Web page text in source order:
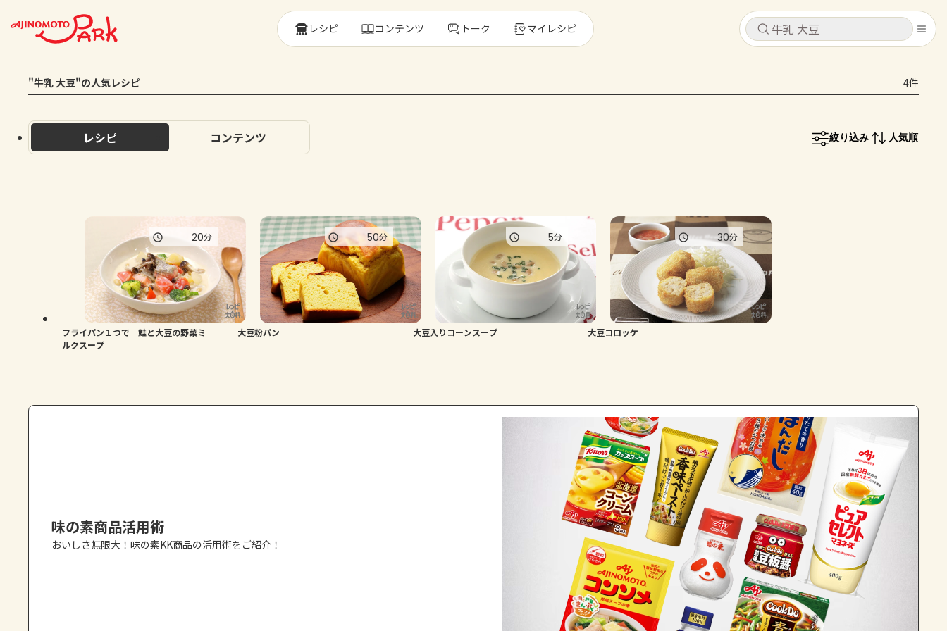
キャンセル
ログインするとレシピを保存できます
コンテンツ
レシピ
トーク
AJINOMOTO PARK とは
キャンセル
レシピ コンテンツ
レシピ コンテンツ トーク マイレシピ
"牛乳 大豆"の人気レシピ 4件
レシピ コンテンツ 絞り込み 人気順
フライパン１つで 鮭と大豆の野菜ミ
ルクスープ
20分
大豆粉パン
50分
大豆入りコーンスープ
5分
大豆コロッケ
30分
味の素商品活用術
おいしさ無限大！味の素KK商品の活用術をご紹介！